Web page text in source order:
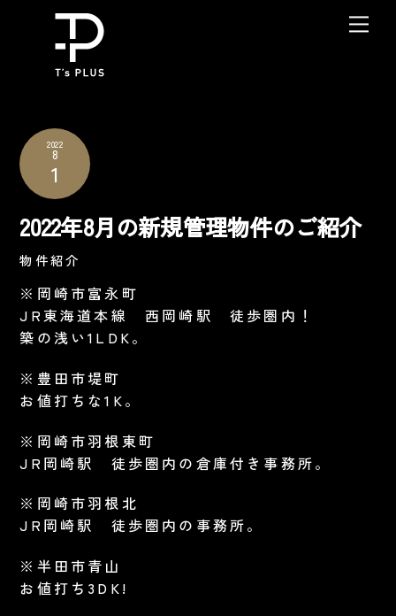
content
2022
8
1
2022年8月の新規管理物件のご紹介
物件紹介
※岡崎市富永町
JR東海道本線 西岡崎駅 徒歩圏内！
築の浅い1LDK。
※豊田市堤町
お値打ちな1K。
※岡崎市羽根東町
JR岡崎駅 徒歩圏内の倉庫付き事務所。
※岡崎市羽根北
JR岡崎駅 徒歩圏内の事務所。
※半田市青山
お値打ち3DK!